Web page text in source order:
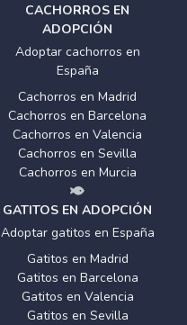
CACHORROS EN
ADOPCIÓN
Adoptar cachorros en
España
Cachorros en Madrid
Cachorros en Barcelona
Cachorros en Valencia
Cachorros en Sevilla
Cachorros en Murcia
GATITOS EN ADOPCIÓN
Adoptar gatitos en España
Gatitos en Madrid
Gatitos en Barcelona
Gatitos en Valencia
Gatitos en Sevilla